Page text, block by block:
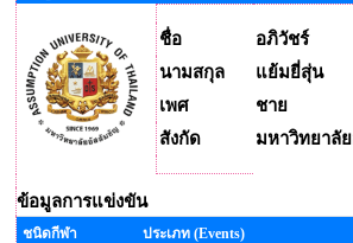
ชื่อ
อภิวัชร์
นามสกุล
แย้มยี่สุ่น
เพศ
ชาย
สังกัด
มหาวิทยาลั
ข้อมูลการแข่งขัน
ชนิดกีฬา
ประเภท (Events)